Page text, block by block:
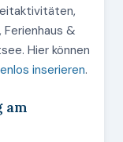
&
Hier können
inserieren.
am